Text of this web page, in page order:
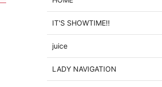
IT'S SHOWTIME!!
juice
LADY NAVIGATION